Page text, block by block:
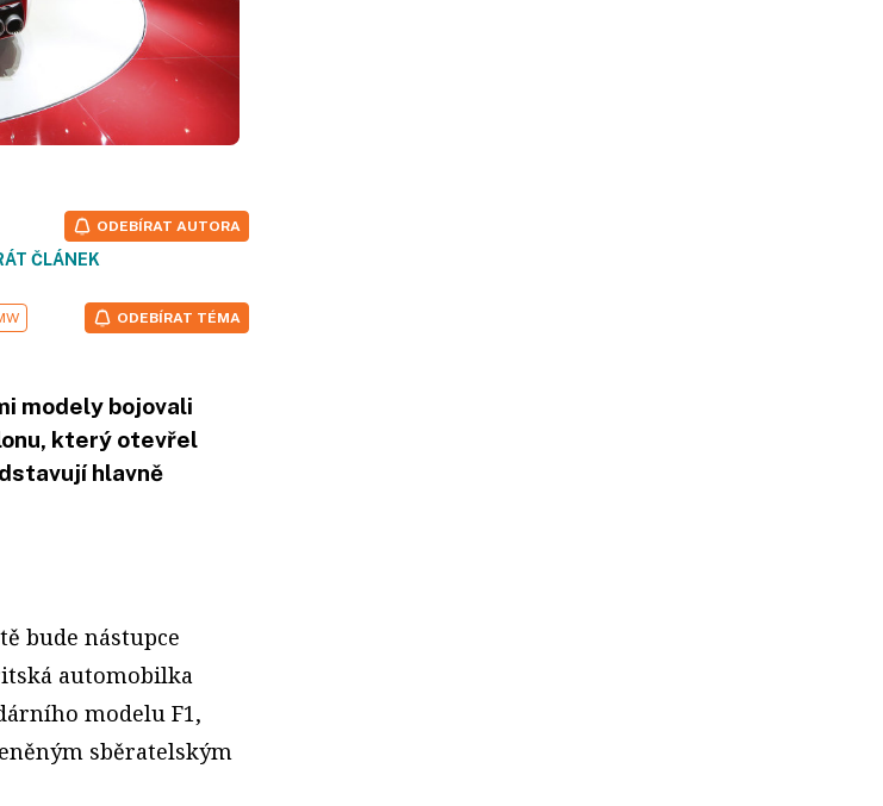
ČLÁNEK
ODEBÍRAT AUTORA
ODEBÍRAT TÉMA
modely bojovali
který otevřel
hlavně
bude nástupce
automobilka
modelu F1,
sběratelským